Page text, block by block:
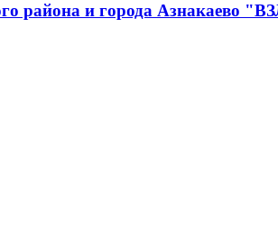
района и города Азнакаево